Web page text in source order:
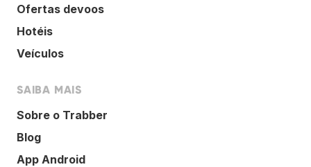
Ofertas devoos
Hotéis
Veículos
SAIBA MAIS
Sobre o Trabber
Blog
App Android